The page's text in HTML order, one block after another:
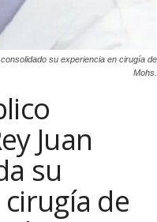
su experiencia en cirugía de
Mohs.
Juan
su
de